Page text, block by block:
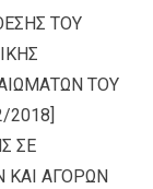
ΤΟΥ
ΤΟΥ
2018]
ΣΕ
ΚΑΙ ΑΓΟΡΩΝ